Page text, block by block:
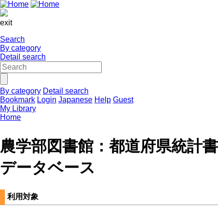
exit
Search
By category
Detail search
By category Detail search
Bookmark Login Japanese Help Guest
My Library
Home
農学部図書館：都道府県統計書
データベース
利用対象